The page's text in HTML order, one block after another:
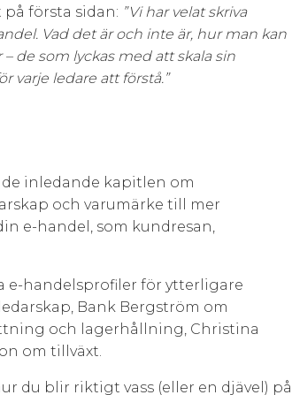
första sidan: ”Vi har velat skriva
Vad det är och inte är, hur man kan
de som lyckas med att skala sin
varje ledare att förstå.”
inledande kapitlen om
och varumärke till mer
e-handel, som kundresan,
e-handelsprofiler för ytterligare
Bank Bergström om
och lagerhållning, Christina
om tillväxt.
du blir riktigt vass (eller en djävel) på